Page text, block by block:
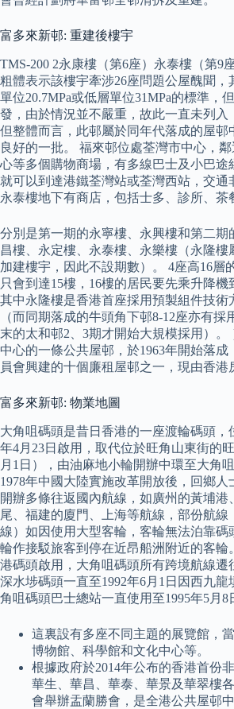
富多來新邨: 重建後樓宇
TMS-200 2永康樓（第6座）永泰樓（第9
粗體表示該樓宇牽涉26座問題公屋醜聞，
單位20.7MPa或低層單位31MPa的標準，
發，由於情況並不嚴重，故此一直未列入
但整體而言，此邨屬於同年代落成的屋邨
良好的一批。 福來邨位處荃灣市中心，
心等多個購物商場，有多線巴士及小巴途
就可以到達港鐵荃灣站或荃灣西站，交通
永泰樓地下有商店，包括士多、診所、茶
分別是第一期的永寧樓、永興樓和第二期
昌樓、永定樓、永泰樓、永樂樓（永隆
加建樓宇，因此不設期數）。 4座高16層
只會到達15樓，16樓的居民要先乘升降機
其中永隆樓是香港首座採用預製組件技術
（而同期落成的牛頭角下邨8-12座亦有採
末的太和邨2、3期才開始大規模採用）。
中心的一條公共屋邨，於1963年開始落
員會興建的十個廉租屋邨之一，現由香港
富多來新邨: 物業地圖
大角咀碼頭是昔日香港的一座渡輪碼頭，
年4月23日啟用，取代位於旺角山東街的
月1日），由油麻地小輪開辦中環至大角
1978年中國大陸實施改革開放後，回鄉
開辦多條往返國內航線，如廣州的黃埔港
尾、福建的廈門、上海等航線，部份航線
線）如因使用大型客輪，客輪無法泊靠碼
輪作接駁旅客到停在近昂船洲附近的客輪
港碼頭啟用，大角咀碼頭所有跨境航線遷
深水埗碼頭一直至1992年6月1日因西九
角咀碼頭巴士總站一直使用至1995年5月8
這裏設有多座不同主題的展覽館，
博物館、科學館和文化中心等。
根據政府於2014年公布的香港首份
華生、華昌、華泰、華景及華翠樓
會舉辦盂蘭勝會，是全港公共屋邨